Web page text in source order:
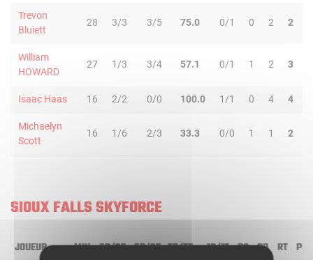
Trevon
Bluiett
28 3/3 3/5 75.0 0/1 0 2 2
William
HOWARD
27 1/3 3/4 57.1 0/1 1 2 3
Isaac Haas 16 2/2 0/0 100.0 1/1 0 4 4
Michaelyn
Scott
16 1/6 2/3 33.3 0/0 1 1 2
SIOUX FALLS SKYFORCE
JOUEUR MIN 2R/2T 3R/3T TR/TT 1R/1T RO RD RT PD